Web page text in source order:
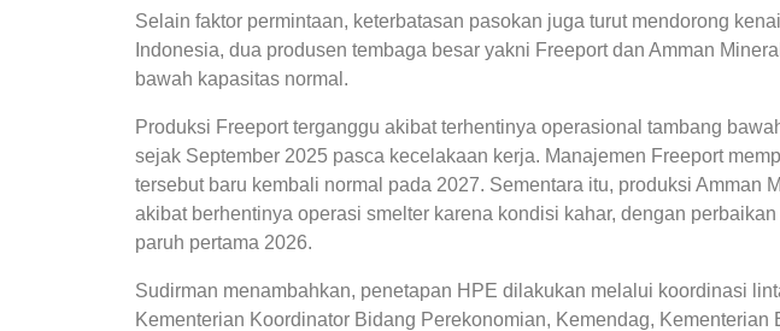
Selain faktor permintaan, keterbatasan pasokan juga turut mendorong
Indonesia, dua produsen tembaga besar yakni Freeport dan Amman
bawah kapasitas normal.
Produksi Freeport terganggu akibat terhentinya operasional tambang
sejak September 2025 pasca kecelakaan kerja. Manajemen Freeport
tersebut baru kembali normal pada 2027. Sementara itu, produksi Amman
akibat berhentinya operasi smelter karena kondisi kahar, dengan
paruh pertama 2026.
Sudirman menambahkan, penetapan HPE dilakukan melalui koordinasi
Kementerian Koordinator Bidang Perekonomian, Kemendag, Kementerian